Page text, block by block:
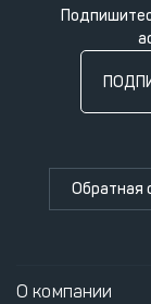
Обратная
О компании